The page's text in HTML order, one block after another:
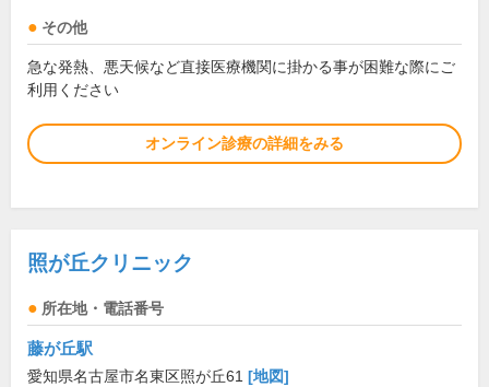
その他
急な発熱、悪天候など直接医療機関に掛かる事が困難な際にご
利用ください
オンライン診療の詳細をみる
照が丘クリニック
所在地・電話番号
藤が丘駅
愛知県名古屋市名東区照が丘61 [地図]